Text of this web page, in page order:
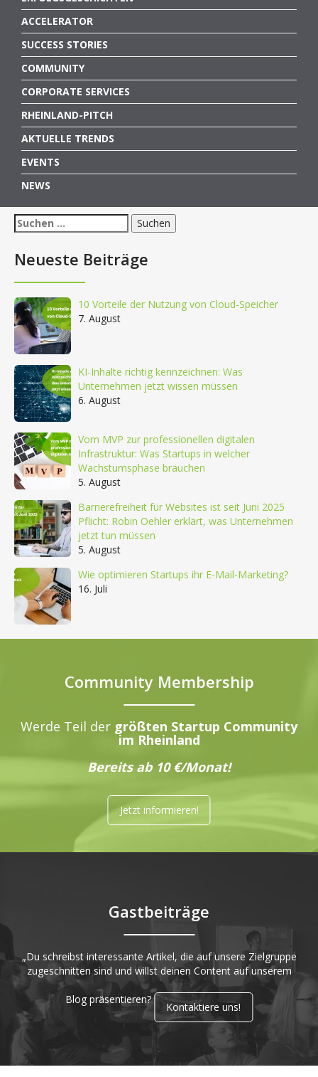
ACCELERATOR
SUCCESS STORIES
COMMUNITY
CORPORATE SERVICES
RHEINLAND-PITCH
AKTUELLE TRENDS
EVENTS
NEWS
Suchen
nach:
Neueste Beiträge
10 Vorteile der Nutzung von Cloud-Speicher
7. August
KI-Inhalte richtig kennzeichnen: Was
Unternehmen jetzt wissen müssen
6. August
Vom MVP zur professionellen digitalen
Infrastruktur: Was Startups in welcher
Wachstumsphase brauchen
5. August
Barrierefreiheit für Websites ist seit Juni 2025
Pflicht: Robin Oehler erklärt, was Unternehmen
jetzt tun müssen
5. August
Wie optimieren Startups ihr E-Mail-Marketing?
16. Juli
Community Membership
Werde Teil der größten Startup Community
im Rheinland
Bereits ab 10 €/Monat!
Jetzt informieren!
Gastbeiträge
„Du schreibst interessante Artikel, die auf unsere Zielgruppe
zugeschnitten sind und willst deinen Content auf unserem
Blog präsentieren?
Kontaktiere uns!